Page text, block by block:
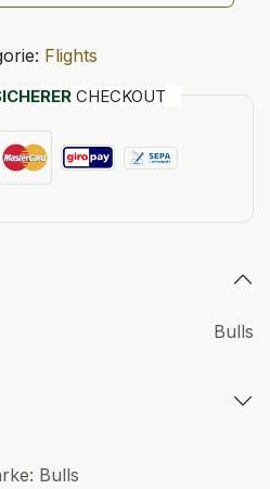
Flights
CHECKOUT
Bulls
: Bulls